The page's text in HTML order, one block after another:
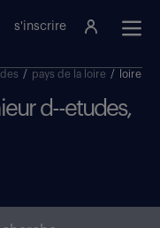
s'inscrire
/ pays de la loire / loire-
d--etudes,